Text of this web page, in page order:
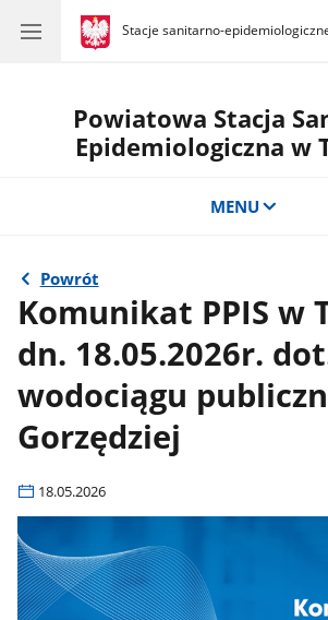
gov.pl
Stacje sanitarno-
gov.pl
Stacje
Powiatowa Stacja
Epidemiologiczna w
MENU
Powrót
Komunikat PPIS w
dn. 18.05.2026r.
wodociągu
Gorzędziej
18.05.2026